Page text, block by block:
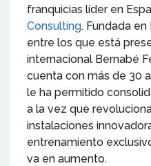
franquicias líder en
Consulting. Fundada
entre los que está
internacional Bernabé
cuenta con más de 30
le ha permitido
a la vez que
instalaciones
entrenamiento
va en aumento.